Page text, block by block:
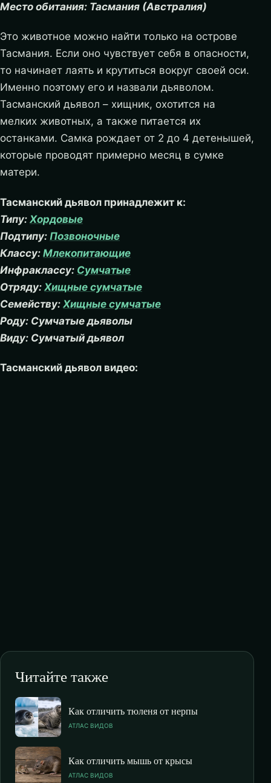
Место обитания: Тасмания (Австралия)
Это животное можно найти только на острове
Тасмания. Если оно чувствует себя в опасности,
то начинает лаять и крутиться вокруг своей оси.
Именно поэтому его и назвали дьяволом.
Тасманский дьявол – хищник, охотится на
мелких животных, а также питается их
останками. Самка рождает от 2 до 4 детенышей,
которые проводят примерно месяц в сумке
матери.
Тасманский дьявол принадлежит к:
Типу: Хордовые
Подтипу: Позвоночные
Классу: Млекопитающие
Инфраклассу: Сумчатые
Отряду: Хищные сумчатые
Семейству: Хищные сумчатые
Роду: Сумчатые дьяволы
Виду: Сумчатый дьявол
Тасманский дьявол видео:
Читайте также
Как отличить тюленя от нерпы
АТЛАС ВИДОВ
Как отличить мышь от крысы
АТЛАС ВИДОВ